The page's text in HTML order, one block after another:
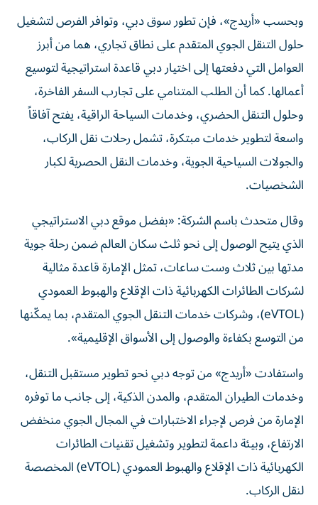
وبحسب «أريدج»، فإن تطور سوق دبي، وتوافر الفرص لتشغيل
حلول التنقل الجوي المتقدم على نطاق تجاري، هما من أبرز
العوامل التي دفعتها إلى اختيار دبي قاعدة استراتيجية لتوسيع
أعمالها. كما أن الطلب المتنامي على تجارب السفر الفاخرة،
وحلول التنقل الحضري، وخدمات السياحة الراقية، يفتح آفاقاً
واسعة لتطوير خدمات مبتكرة، تشمل رحلات نقل الركاب،
والجولات السياحية الجوية، وخدمات النقل الحصرية لكبار
الشخصيات.
وقال متحدث باسم الشركة: «بفضل موقع دبي الاستراتيجي
الذي يتيح الوصول إلى نحو ثلث سكان العالم ضمن رحلة جوية
مدتها بين ثلاث وست ساعات، تمثل الإمارة قاعدة مثالية
لشركات الطائرات الكهربائية ذات الإقلاع والهبوط العمودي
(eVTOL)، وشركات خدمات التنقل الجوي المتقدم، بما يمكّنها
من التوسع بكفاءة والوصول إلى الأسواق الإقليمية».
واستفادت «أريدج» من توجه دبي نحو تطوير مستقبل التنقل،
وخدمات الطيران المتقدم، والمدن الذكية، إلى جانب ما توفره
الإمارة من فرص لإجراء الاختبارات في المجال الجوي منخفض
الارتفاع، وبيئة داعمة لتطوير وتشغيل تقنيات الطائرات
الكهربائية ذات الإقلاع والهبوط العمودي (eVTOL) المخصصة
لنقل الركاب.